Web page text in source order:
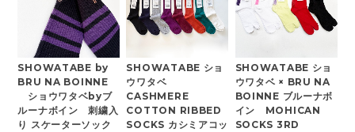
SHOWATABE by
BRU NA BOINNE
ショウワタベbyブ
ルーナボイン 刺繍入
り スケーターソック
SHOWATABE ショ
ウワタベ
CASHMERE
COTTON RIBBED
SOCKS カシミアコッ
SHOWATABE ショ
ウワタベ × BRU NA
BOINNE ブルーナボ
イン MOHICAN
SOCKS 3RD